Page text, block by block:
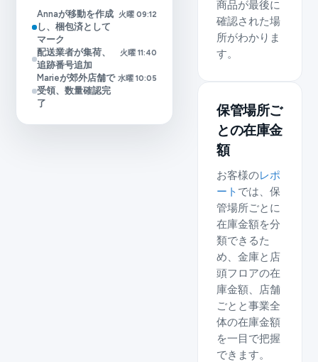
Annaが移動を作成
し、梱包済として
マーク
火曜 09:12
配送業者が集荷、
追跡番号追加
火曜 11:40
Marieが郊外店舗で
受領、数量確認完
了
水曜 10:05
商品が最後に
確認された場
所がわかりま
す。
保管場所ご
との在庫金
額
お客様のレポ
ート では、保
管場所ごとに
在庫金額を分
類できるた
め、金庫と店
頭フロアの在
庫金額、店舗
ごとと事業全
体の在庫金額
を一目で把握
できます。